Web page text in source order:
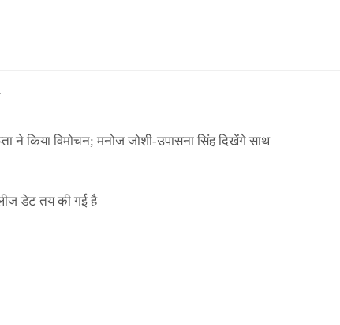
ने किया विमोचन; मनोज जोशी-उपासना सिंह दिखेंगे साथ
डेट तय की गई है
पास इस बंदी में भी लागू